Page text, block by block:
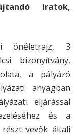
iratok,
önéletrajz, 3
bizonyítvány,
a pályázó
anyagban
eljárással
és a
vevők általi